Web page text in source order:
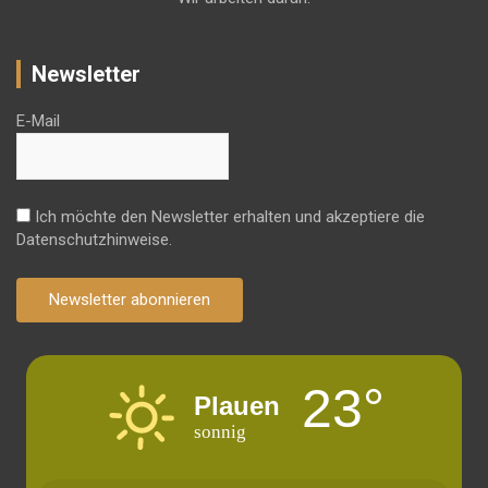
Newsletter
E-Mail
Ich möchte den Newsletter erhalten und akzeptiere die
Datenschutzhinweise.
Newsletter abonnieren
Plauen
sonnig 23°